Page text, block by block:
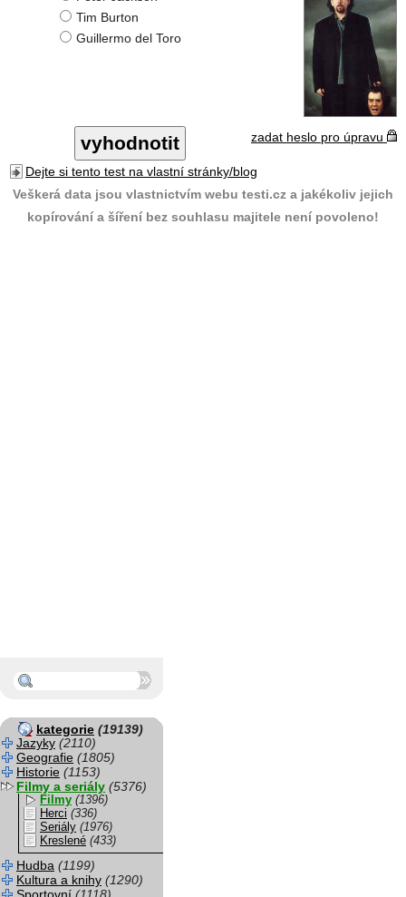
Tim Burton
Guillermo del Toro
zadat heslo pro úpravu
Dejte si tento test na vlastní stránky/blog
Veškerá data jsou vlastnictvím webu testi.cz a jakékoliv jejich
kopírování a šíření bez souhlasu majitele není povoleno!
kategorie (19139)
Jazyky (2110)
Geografie (1805)
Historie (1153)
Filmy a seriály (5376)
Filmy (1396)
Herci (336)
Seriály (1976)
Kreslené (433)
Hudba (1199)
Kultura a knihy (1290)